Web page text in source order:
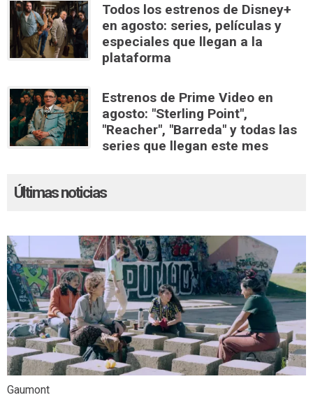
Todos los estrenos de Disney+
en agosto: series, películas y
especiales que llegan a la
plataforma
Estrenos de Prime Video en
agosto: "Sterling Point",
"Reacher", "Barreda" y todas las
series que llegan este mes
Últimas noticias
Gaumont